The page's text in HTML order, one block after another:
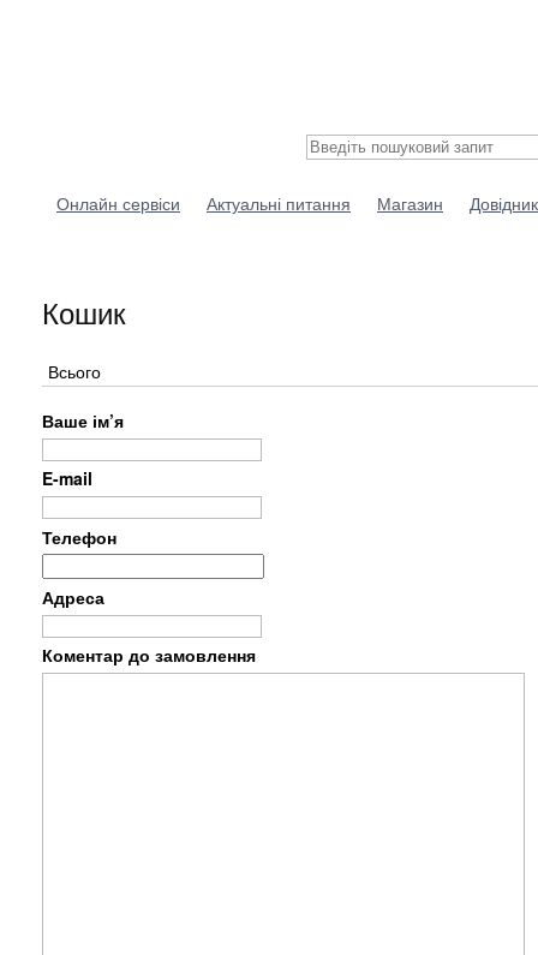
Онлайн сервіси Актуальні питання Магазин Довідник
Кошик
Всього
Ваше ім’я
E-mail
Телефон
Адреса
Коментар до замовлення